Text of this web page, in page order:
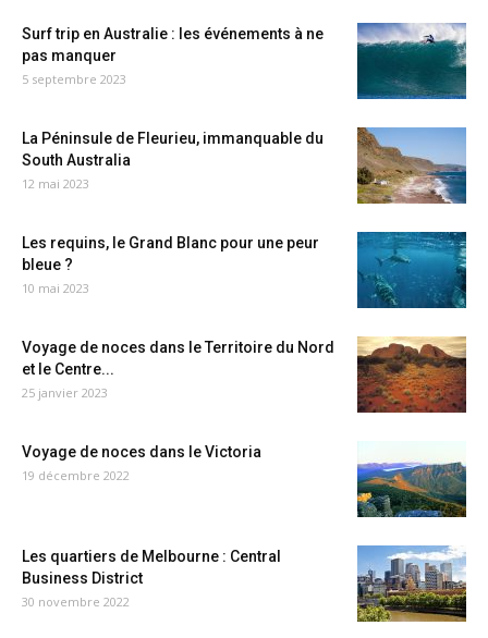
Surf trip en Australie : les événements à ne
pas manquer
5 septembre 2023
La Péninsule de Fleurieu, immanquable du
South Australia
12 mai 2023
Les requins, le Grand Blanc pour une peur
bleue ?
10 mai 2023
Voyage de noces dans le Territoire du Nord
et le Centre...
25 janvier 2023
Voyage de noces dans le Victoria
19 décembre 2022
Les quartiers de Melbourne : Central
Business District
30 novembre 2022